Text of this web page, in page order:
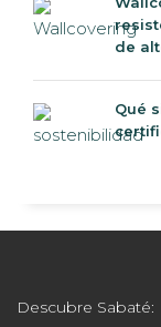
de
Qué
Descubre Sabaté: